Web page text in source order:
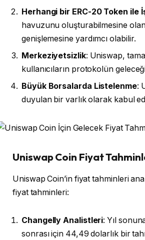
Herhangi bir ERC-20 Token ile
havuzunu oluşturabilmesine
genişlemesine yardımcı olabilir.
Merkeziyetsizlik: Uniswap,
kullanıcıların protokolün
Büyük Borsalarda Listelenme:
duyulan bir varlık olarak kabul
Uniswap Coin Fiyat
Uniswap Coin’in fiyat tahminleri
fiyat tahminleri:
Changelly Analistleri: Yıl
sonrası için 44,49 dolarlık bir